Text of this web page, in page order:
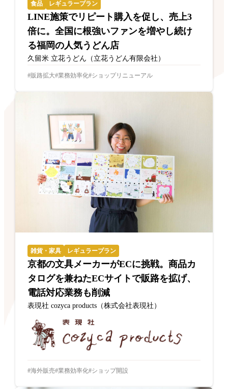
食品 レギュラープラン
LINE施策でリピート購入を促し、売上3
倍に。全国に根強いファンを増やし続け
る福岡の人気うどん店
久留米 立花うどん（立花うどん有限会社）
販路拡大 業務効率化 ショップリニューアル
雑貨・家具 レギュラープラン
京都の文具メーカーがECに挑戦。商品カ
タログを兼ねたECサイトで販路を拡げ、
電話対応業務も削減
表現社 cozyca products（株式会社表現社）
海外販売 業務効率化 ショップ開設